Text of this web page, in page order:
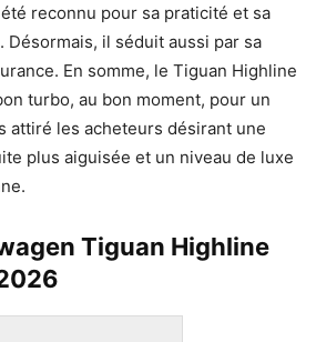
reconnu pour sa praticité et sa
Désormais, il séduit aussi par sa
En somme, le Tiguan Highline
turbo, au bon moment, pour un
attiré les acheteurs désirant une
plus aiguisée et un niveau de luxe
Tiguan Highline